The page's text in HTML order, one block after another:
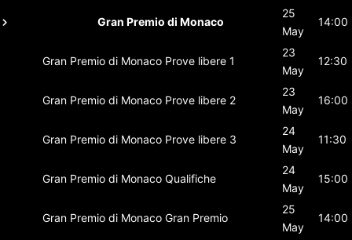
Gran Premio di Monaco
25
May
14:00
Gran Premio di Monaco Prove libere 1
23
May
12:30
Gran Premio di Monaco Prove libere 2
23
May
16:00
Gran Premio di Monaco Prove libere 3
24
May
11:30
Gran Premio di Monaco Qualifiche
24
May
15:00
Gran Premio di Monaco Gran Premio
25
May
14:00